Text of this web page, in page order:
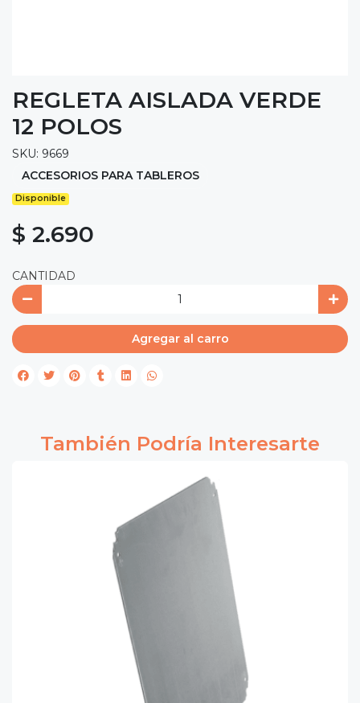
REGLETA AISLADA VERDE
12 POLOS
SKU: 9669
ACCESORIOS PARA TABLEROS
Disponible
$ 2.690
CANTIDAD
Agregar al carro
También Podría Interesarte